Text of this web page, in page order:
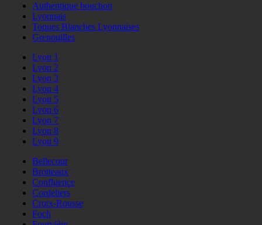
Authentique bouchon
Lyonnais
Toques Blanches Lyonnaises
Grenouilles
Lyon 1
Lyon 2
Lyon 3
Lyon 4
Lyon 5
Lyon 6
Lyon 7
Lyon 8
Lyon 9
Bellecour
Brotteaux
Confluence
Cordeliers
Croix-Rousse
Foch